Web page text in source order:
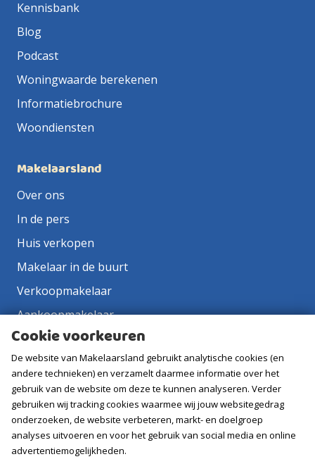
Kennisbank
Blog
Podcast
Woningwaarde berekenen
Informatiebrochure
Woondiensten
Makelaarsland
Over ons
In de pers
Huis verkopen
Makelaar in de buurt
Verkoopmakelaar
Aankoopmakelaar
Contact
Vacatures
Volg ons
Cookie voorkeuren
De website van Makelaarsland gebruikt analytische cookies (en
andere technieken) en verzamelt daarmee informatie over het
gebruik van de website om deze te kunnen analyseren. Verder
gebruiken wij tracking cookies waarmee wij jouw websitegedrag
onderzoeken, de website verbeteren, markt- en doelgroep
analyses uitvoeren en voor het gebruik van social media en online
advertentiemogelijkheden.